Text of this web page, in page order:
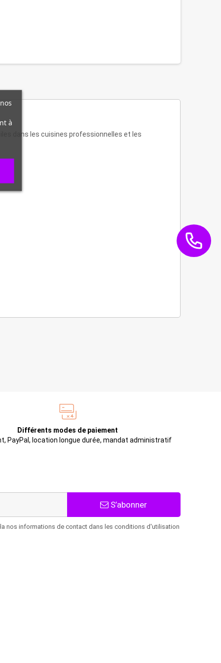
dans les cuisines professionnelles et les
Différents modes de paiement
PayPal, location longue durée, mandat administratif
S’abonner
nos informations de contact dans les conditions d'utilisation
à